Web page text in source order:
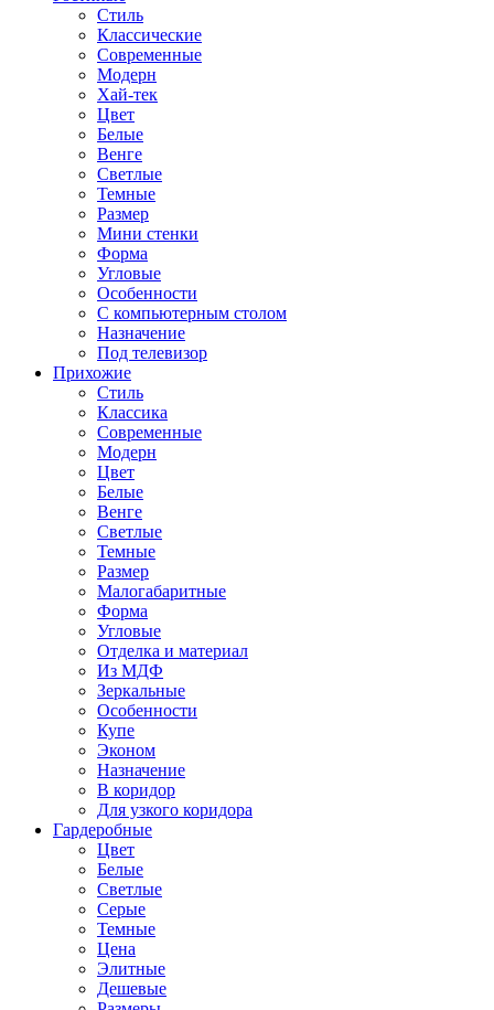
Стиль
Классические
Современные
Модерн
Хай-тек
Цвет
Белые
Венге
Светлые
Темные
Размер
Мини стенки
Форма
Угловые
Особенности
С компьютерным столом
Назначение
Под телевизор
Прихожие
Стиль
Классика
Современные
Модерн
Цвет
Белые
Венге
Светлые
Темные
Размер
Малогабаритные
Форма
Угловые
Отделка и материал
Из МДФ
Зеркальные
Особенности
Купе
Эконом
Назначение
В коридор
Для узкого коридора
Гардеробные
Цвет
Белые
Светлые
Серые
Темные
Цена
Элитные
Дешевые